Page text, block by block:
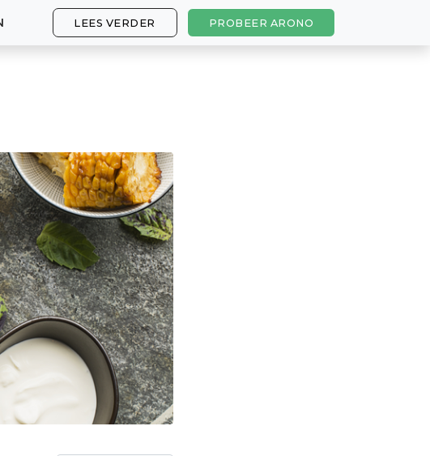
LEES VERDER PROBEER ARONO